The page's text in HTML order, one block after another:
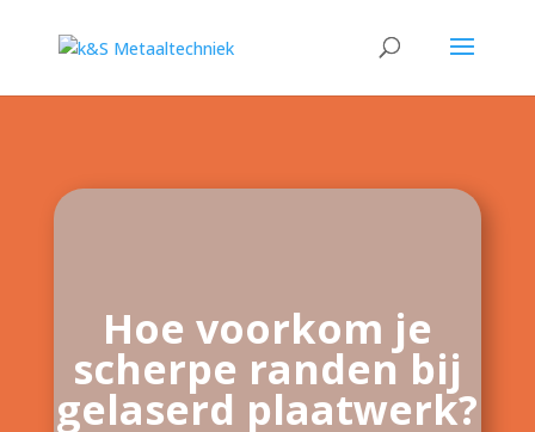
Hoe voorkom je
scherpe randen bij
gelaserd plaatwerk?